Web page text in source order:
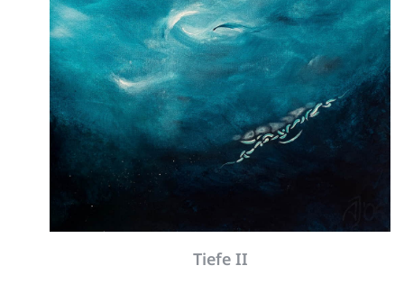
Entfaltung
Neue
Werke
Tiefe II